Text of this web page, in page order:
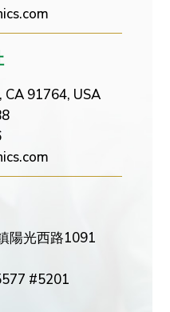
91764, USA
陽光西路1091
#5201